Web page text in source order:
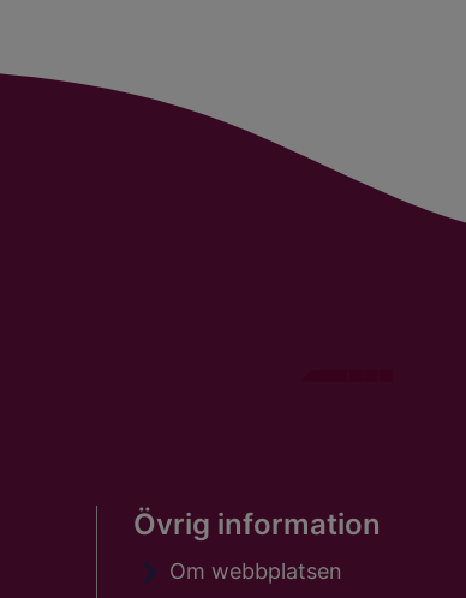
Övrig information
Om webbplatsen